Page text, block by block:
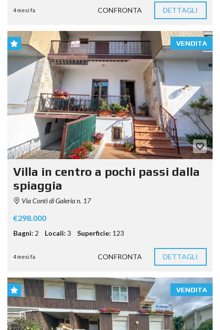
4 mesi fa CONFRONTA DETTAGLI
VENDITA
Villa in centro a pochi passi dalla
spiaggia
Via Conti di Galeria n. 17
€298.000
Bagni: 2 Locali: 3 Superficie: 123
4 mesi fa CONFRONTA DETTAGLI
VENDITA